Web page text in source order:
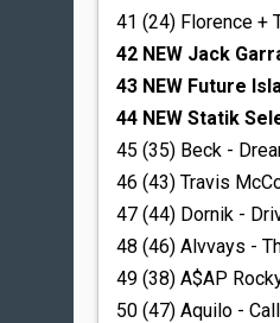
41 (24) Florence +
42 NEW Jack
43 NEW Future
44 NEW Statik
45 (35) Beck -
46 (43) Travis
47 (44) Dornik -
48 (46) Alvvays -
49 (38) A$AP
50 (47) Aquilo -